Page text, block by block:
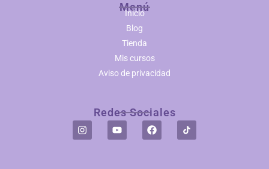
Menú
Inicio
Blog
Tienda
Mis cursos
Aviso de privacidad
Redes Sociales